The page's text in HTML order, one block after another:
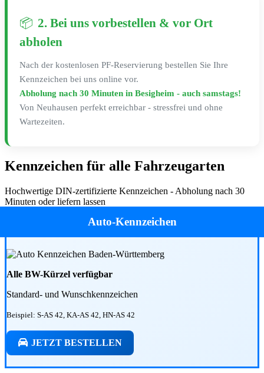
📦 2. Bei uns vorbestellen & vor Ort
abholen
Nach der kostenlosen PF-Reservierung bestellen Sie Ihre
Kennzeichen bei uns online vor.
Abholung nach 30 Minuten in Besigheim - auch samstags!
Von Neuhausen perfekt erreichbar - stressfrei und ohne
Wartezeiten.
Kennzeichen für alle Fahrzeugarten
Hochwertige DIN-zertifizierte Kennzeichen - Abholung nach 30
Minuten oder liefern lassen
Auto-Kennzeichen
Alle BW-Kürzel verfügbar
Standard- und Wunschkennzeichen
Beispiel: S-AS 42, KA-AS 42, HN-AS 42
JETZT BESTELLEN